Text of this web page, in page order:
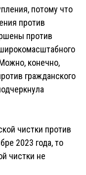
потому что
против
против
конечно,
гражданского
чистки против
2023 года, то
чистки не